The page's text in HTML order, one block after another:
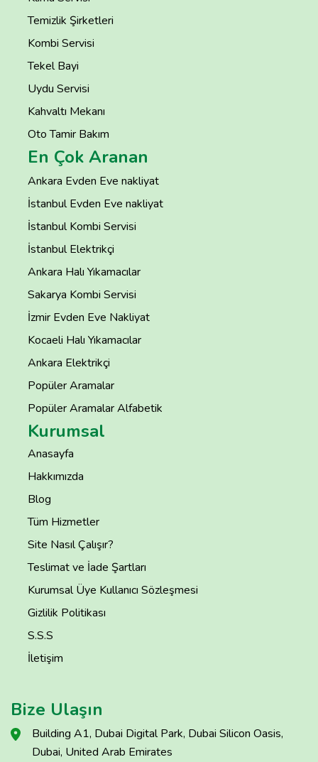
Temizlik Şirketleri
Kombi Servisi
Tekel Bayi
Uydu Servisi
Kahvaltı Mekanı
Oto Tamir Bakım
En Çok Aranan
Ankara Evden Eve nakliyat
İstanbul Evden Eve nakliyat
İstanbul Kombi Servisi
İstanbul Elektrikçi
Ankara Halı Yıkamacılar
Sakarya Kombi Servisi
İzmir Evden Eve Nakliyat
Kocaeli Halı Yıkamacılar
Ankara Elektrikçi
Popüler Aramalar
Popüler Aramalar Alfabetik
Kurumsal
Anasayfa
Hakkımızda
Blog
Tüm Hizmetler
Site Nasıl Çalışır?
Teslimat ve İade Şartları
Kurumsal Üye Kullanıcı Sözleşmesi
Gizlilik Politikası
S.S.S
İletişim
Bize Ulaşın
Building A1, Dubai Digital Park, Dubai Silicon Oasis,
Dubai, United Arab Emirates